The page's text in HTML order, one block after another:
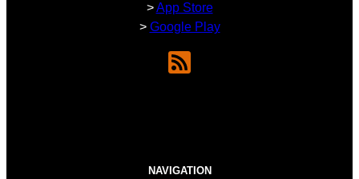
>App Store
> Google Play
NAVIGATION